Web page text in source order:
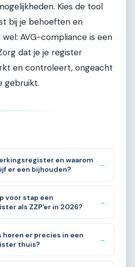
Kies de tool
bij je behoeften en
AVG-compliance is een
dat je je register
en controleert, ongeacht
gebruikt.
en waarom
er een bijhouden?
→
voor stap een
als ZZP'er in 2026?
→
horen er precies in een
thuis?
→